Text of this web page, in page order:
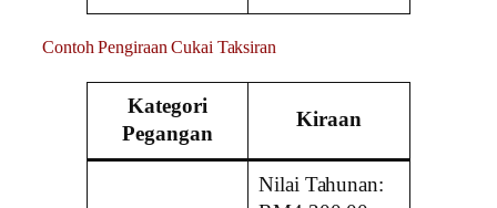
Contoh Pengiraan Cukai Taksiran
Kategori
Pegangan
Kiraan
Nilai Tahunan: